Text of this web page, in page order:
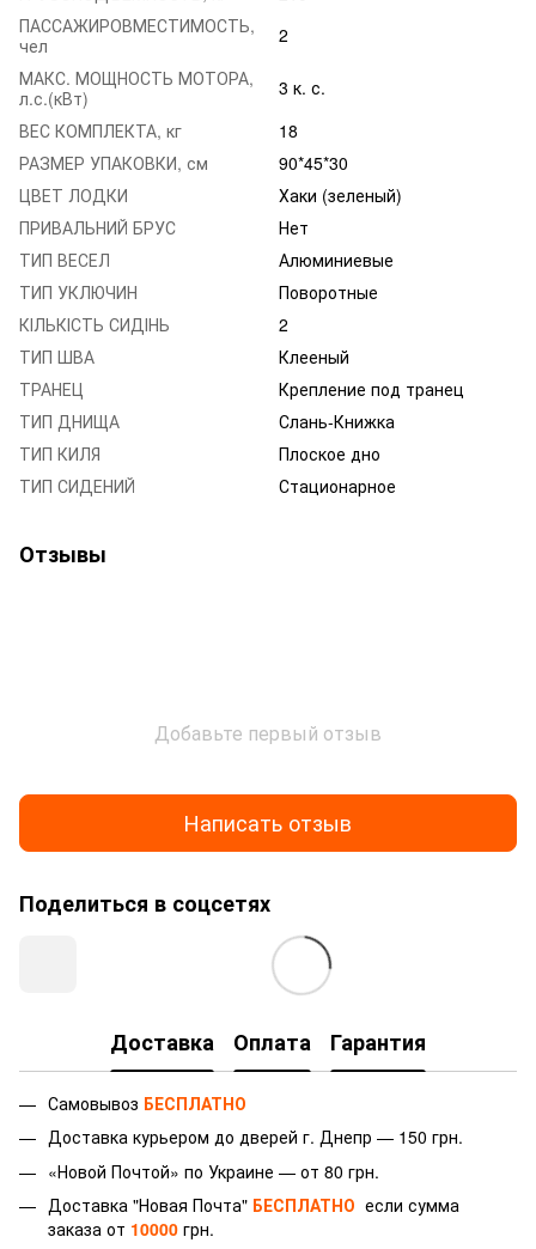
ПАССАЖИРОВМЕСТИМОСТЬ,
чел
2
МАКС. МОЩНОСТЬ МОТОРА,
л.с.(кВт)
3 к. с.
ВЕС КОМПЛЕКТА, кг
18
РАЗМЕР УПАКОВКИ, см
90*45*30
ЦВЕТ ЛОДКИ
Хаки (зеленый)
ПРИВАЛЬНИЙ БРУС
Нет
ТИП ВЕСЕЛ
Алюминиевые
ТИП УКЛЮЧИН
Поворотные
КІЛЬКІСТЬ СИДІНЬ
2
ТИП ШВА
Клееный
ТРАНЕЦ
Крепление под транец
ТИП ДНИЩА
Слань-Книжка
ТИП КИЛЯ
Плоское дно
ТИП СИДЕНИЙ
Стационарное
Отзывы
Добавьте первый отзыв
Написать отзыв
Поделиться в соцсетях
Доставка Оплата Гарантия
Самовывоз БЕСПЛАТНО
Доставка курьером до дверей г. Днепр — 150 грн.
«Новой Почтой» по Украине — от 80 грн.
Доставка "Новая Почта" БЕСПЛАТНО если сумма
заказа от 10000 грн.